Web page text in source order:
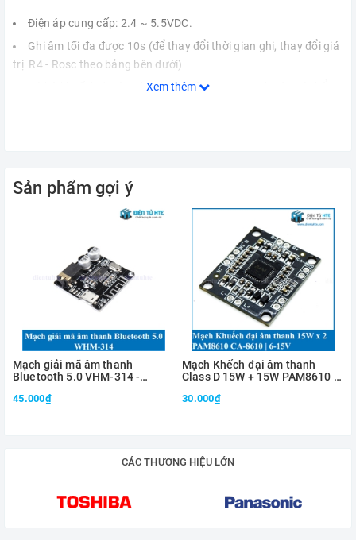
Điện áp cung cấp: 2.4 ~ 5.5VDC.
Ghi âm tối đa được 10s (để thay đổi thời gian ghi, thay đổi giá
trị R4 - Rosc theo bảng bên dưới)
Có bộ khuếch đại âm thanh nội bên trong, mạch này có thể
với vi điều khiển.
Có 3 phím điều khiển trên board REC, PLAYE, PLAYL thuận
Kích thước: 38 x 42.5mm.
Bảng giá trị R4
Xem thêm
Sản phẩm gợi ý
Mạch giải mã âm thanh
Bluetooth 5.0 VHM-314 -
45.000₫
Mạch Khếch đại âm thanh
Class D 15W + 15W PAM8610 -
30.000₫
CÁC THƯƠNG HIỆU LỚN